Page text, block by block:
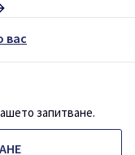
вас
запитване.